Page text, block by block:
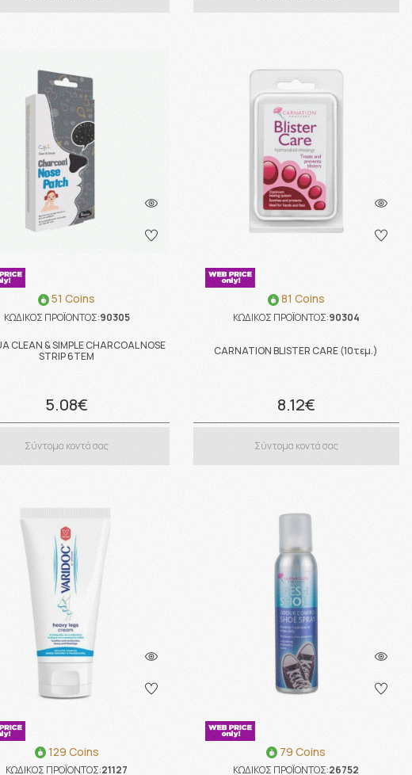
51 Coins
ΚΩΔΙΚΟΣ ΠΡΟΪΟΝΤΟΣ:90305
CLEAN & SIMPLE CHARCOAL NOSE
STRIP 6ΤΕΜ
5.08€
Σύντομα κοντά σας
81 Coins
ΚΩΔΙΚΟΣ ΠΡΟΪΟΝΤΟΣ:90304
CARNATION BLISTER CARE (10τεμ.)
8.12€
Σύντομα κοντά σας
129 Coins
ΚΩΔΙΚΟΣ ΠΡΟΪΟΝΤΟΣ:21127
79 Coins
ΚΩΔΙΚΟΣ ΠΡΟΪΟΝΤΟΣ:26752